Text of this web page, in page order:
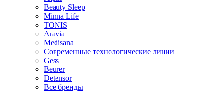
Beauty Sleep
Minna Life
TONIS
Aravia
Medisana
Современные технологические линии
Gess
Beurer
Detensor
Все бренды